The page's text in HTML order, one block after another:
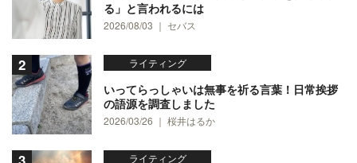
る」と言われるには
2026/08/03 ｜ セバス
ライティング
いってらっしゃいは無事を祈る言葉！日常挨拶
の語源を調査しました
2026/03/26 ｜ 桜井はるか
ライティング